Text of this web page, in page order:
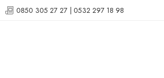
0850 305 27 27 | 0532 297 18 98